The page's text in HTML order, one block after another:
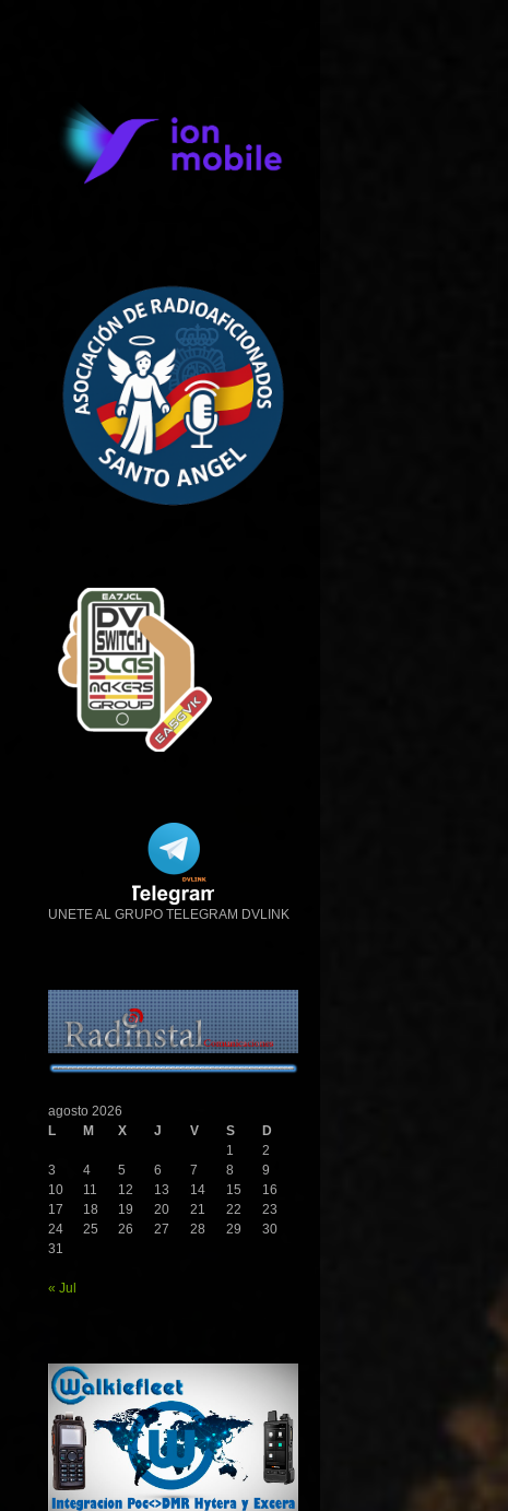
UNETE AL GRUPO TELEGRAM DVLINK
agosto 2026
L
M X J V S
D
1
2
3
4 5 6 7 8
9
10
11 12 13 14 15
16
17
18 19 20 21 22
23
24
25 26 27 28 29
30
31
« Jul